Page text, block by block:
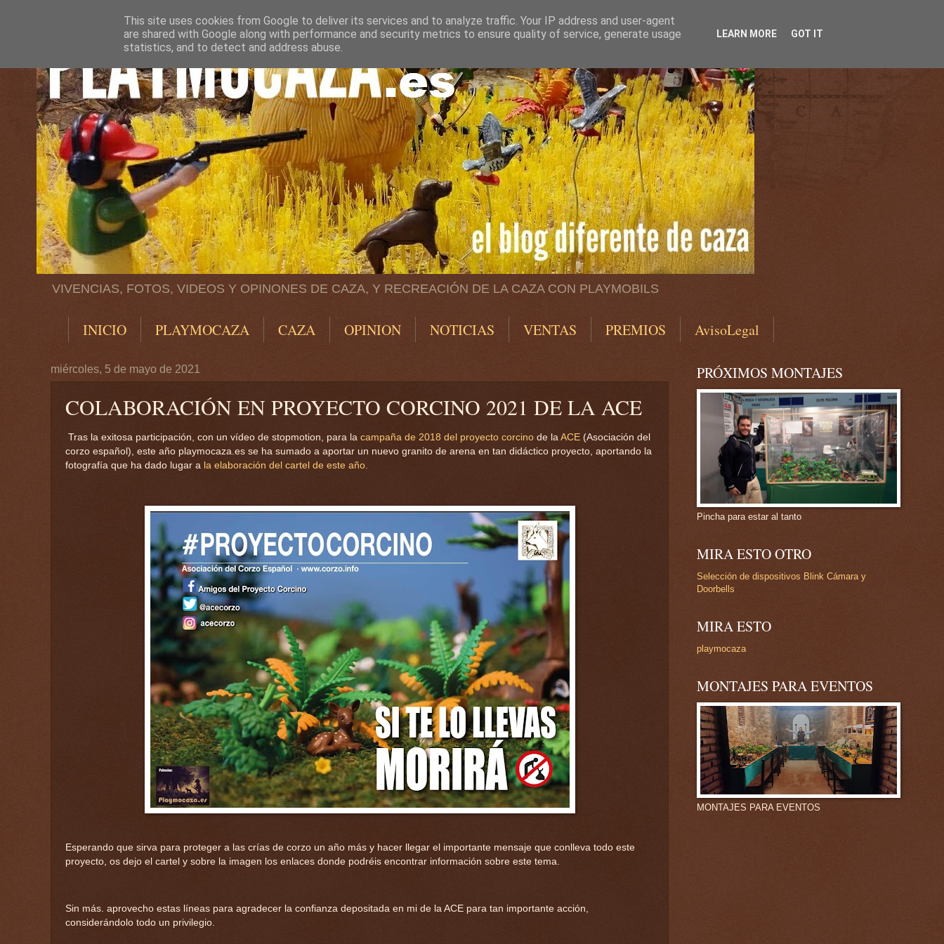
VIVENCIAS, FOTOS, VIDEOS Y OPINONES DE CAZA, Y RECREACIÓN DE LA CAZA CON PLAYMOBILS
INICIO PLAYMOCAZA CAZA OPINION NOTICIAS VENTAS PREMIOS AvisoLegal
miércoles, 5 de mayo de 2021
COLABORACIÓN EN PROYECTO CORCINO 2021 DE LA ACE
Tras la exitosa participación, con un vídeo de stopmotion, para la campaña de 2018 del proyecto corcino de la ACE (Asociación del
corzo español), este año playmocaza.es se ha sumado a aportar un nuevo granito de arena en tan didáctico proyecto, aportando la
fotografía que ha dado lugar a la elaboración del cartel de este año.
Esperando que sirva para proteger a las crías de corzo un año más y hacer llegar el importante mensaje que conlleva todo este
proyecto, os dejo el cartel y sobre la imagen los enlaces donde podréis encontrar información sobre este tema.
Sin más. aprovecho estas líneas para agradecer la confianza depositada en mi de la ACE para tan importante acción,
considerándolo todo un privilegio.
PRÓXIMOS MONTAJES
Pincha para estar al tanto
MIRA ESTO OTRO
Selección de dispositivos Blink Cámara y
Doorbells
MIRA ESTO
playmocaza
MONTAJES PARA EVENTOS
MONTAJES PARA EVENTOS
This site uses cookies from Google to deliver its services and to analyze traffic. Your IP address and user-agent
are shared with Google along with performance and security metrics to ensure quality of service, generate usage
statistics, and to detect and address abuse.
LEARN MORE GOT IT